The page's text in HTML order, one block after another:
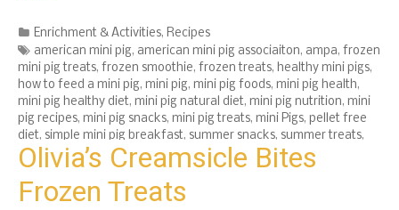
Categories
Enrichment & Activities, Recipes
Tags
american mini pig, american mini pig associaiton, ampa, frozen
mini pig treats, frozen smoothie, frozen treats, healthy mini pigs,
how to feed a mini pig, mini pig, mini pig foods, mini pig health,
mini pig healthy diet, mini pig natural diet, mini pig nutrition, mini
pig recipes, mini pig snacks, mini pig treats, mini Pigs, pellet free
diet, simple mini pig breakfast, summer snacks, summer treats,
trail mix
Olivia’s Creamsicle Bites
Frozen Treats